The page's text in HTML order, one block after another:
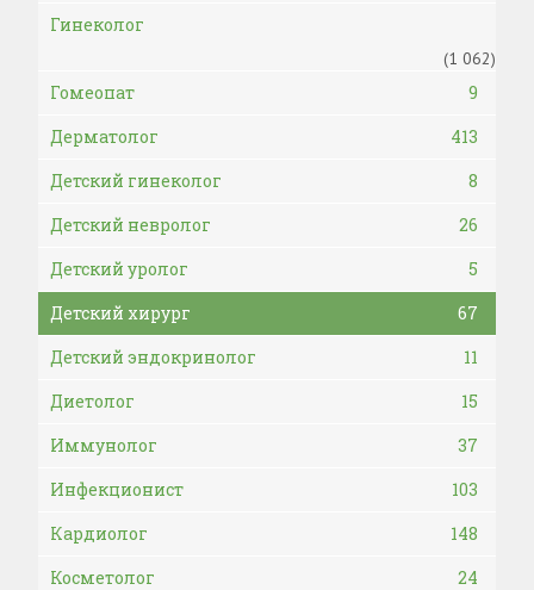
Гинеколог
(1 062)
Гомеопат
9
Дерматолог
413
Детский гинеколог
8
Детский невролог
26
Детский уролог
5
Детский хирург
67
Детский эндокринолог
11
Диетолог
15
Иммунолог
37
Инфекционист
103
Кардиолог
148
Косметолог
24